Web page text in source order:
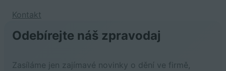
Kontakt
Odebírejte náš zpravodaj
Zasíláme jen zajímavé novinky o dění ve firmě,